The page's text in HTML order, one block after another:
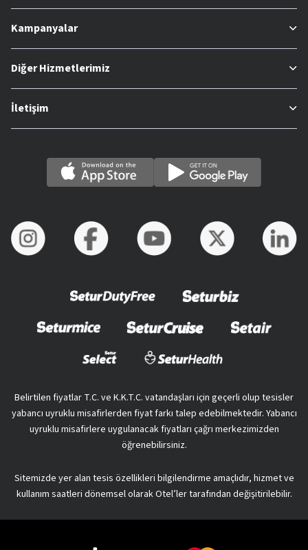
Kampanyalar
Diğer Hizmetlerimiz
İletişim
Belirtilen fiyatlar T.C. ve K.K.T.C. vatandaşları için geçerli olup tesisler
yabancı uyruklu misafirlerden fiyat farkı talep edebilmektedir. Yabancı
uyruklu misafirlere uygulanacak fiyatları çağrı merkezimizden
öğrenebilirsiniz.
Sitemizde yer alan tesis özellikleri bilgilendirme amaçlıdır, hizmet ve
kullanım saatleri dönemsel olarak Otel’ler tarafından değişitirilebilir.